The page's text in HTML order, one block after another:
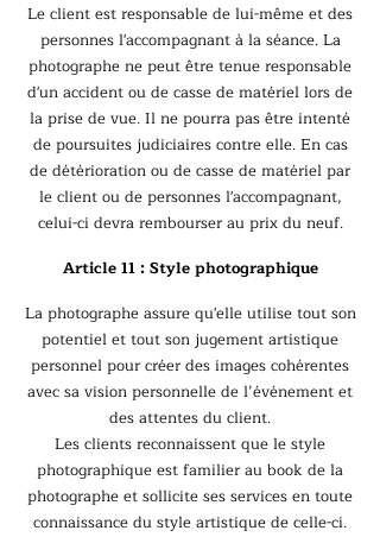
Le client est responsable de lui-même et des
personnes l'accompagnant à la séance. La
photographe ne peut être tenue responsable
d'un accident ou de casse de matériel lors de
la prise de vue. Il ne pourra pas être intenté
de poursuites judiciaires contre elle. En cas
de détérioration ou de casse de matériel par
le client ou de personnes l'accompagnant,
celui-ci devra rembourser au prix du neuf.
Article 11 : Style photographique
La photographe assure qu'elle utilise tout son
potentiel et tout son jugement artistique
personnel pour créer des images cohérentes
avec sa vision personnelle de l’événement et
des attentes du client.
Les clients reconnaissent que le style
photographique est familier au book de la
photographe et sollicite ses services en toute
connaissance du style artistique de celle-ci.